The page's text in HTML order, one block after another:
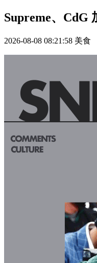
Supreme、CdG
2026-08-08 08:21:58 美食